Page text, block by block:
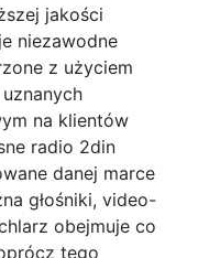
jakości
niezawodne
z użyciem
na klientów
radio 2din
danej marce
głośniki, video-
obejmuje co
tego